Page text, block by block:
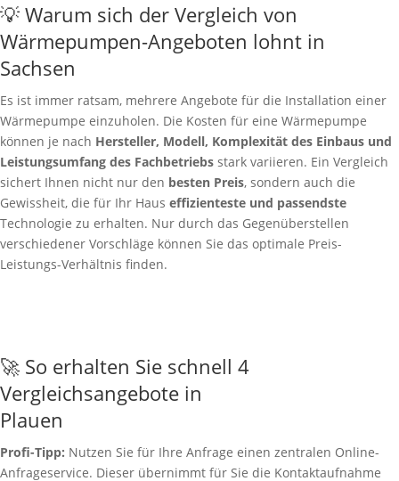
💡 Warum sich der Vergleich von
Wärmepumpen-Angeboten lohnt in
Sachsen
Es ist immer ratsam, mehrere Angebote für die Installation einer
Wärmepumpe einzuholen. Die Kosten für eine Wärmepumpe
können je nach Hersteller, Modell, Komplexität des Einbaus und
Leistungsumfang des Fachbetriebs stark variieren. Ein Vergleich
sichert Ihnen nicht nur den besten Preis, sondern auch die
Gewissheit, die für Ihr Haus effizienteste und passendste
Technologie zu erhalten. Nur durch das Gegenüberstellen
verschiedener Vorschläge können Sie das optimale Preis-
Leistungs-Verhältnis finden.
🚀 So erhalten Sie schnell 4
Vergleichsangebote in
Plauen
Profi-Tipp: Nutzen Sie für Ihre Anfrage einen zentralen Online-
Anfrageservice. Dieser übernimmt für Sie die Kontaktaufnahme